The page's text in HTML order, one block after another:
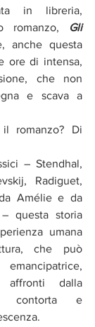
in libreria,
romanzo,
Gli
anche questa
ore di intensa,
che non
e scava a
romanzo? Di
– Stendhal,
Radiguet,
Amélie e da
questa storia
umana
che può
dalla
contorta e